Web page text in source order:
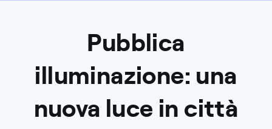
Pubblica
illuminazione: una
nuova luce in città